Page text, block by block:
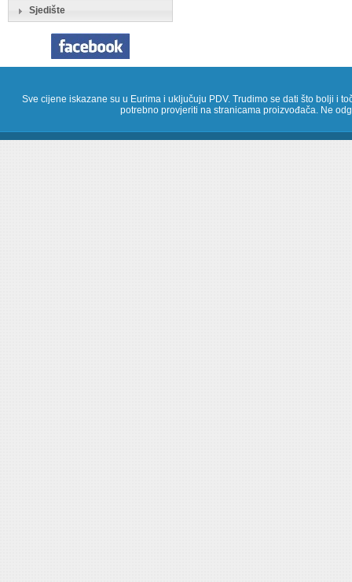
Sjedište
Sve cijene iskazane su u Eurima i uključuju PDV. Trudimo se dati što bolji i
potrebno provjeriti na stranicama proizvođača. Ne